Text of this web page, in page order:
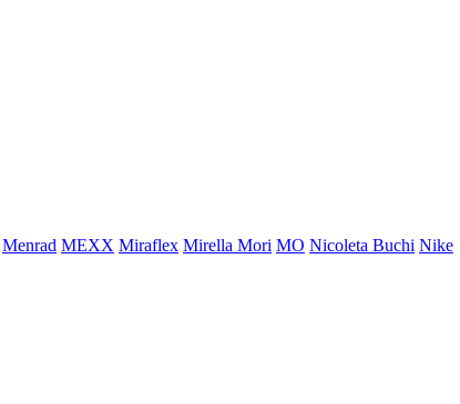
Menrad MEXX Miraflex Mirella Mori MO Nicoleta Buchi Nike